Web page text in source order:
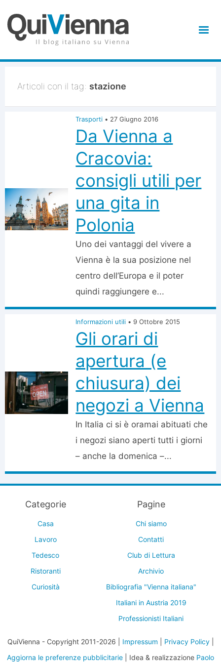
Articoli con il tag: stazione
Trasporti • 27 Giugno 2016
Da Vienna a
Cracovia:
consigli utili per
una gita in
Polonia
Uno dei vantaggi del vivere a
Vienna è la sua posizione nel
centro dell’Europa e il poter
quindi raggiungere e...
Informazioni utili • 9 Ottobre 2015
Gli orari di
apertura (e
chiusura) dei
negozi a Vienna
In Italia ci si è oramai abituati che
i negozi siano aperti tutti i giorni
– anche la domenica –...
Categorie
Casa
Lavoro
Tedesco
Ristoranti
Curiosità
Pagine
Chi siamo
Contatti
Club di Lettura
Archivio
Bibliografia "Vienna italiana"
Italiani in Austria 2019
Professionisti Italiani
QuiVienna - Copyright 2011-2026 | Impressum Privacy Policy|
Aggiorna le preferenze pubblicitarie | Idea & realizzazione Paolo